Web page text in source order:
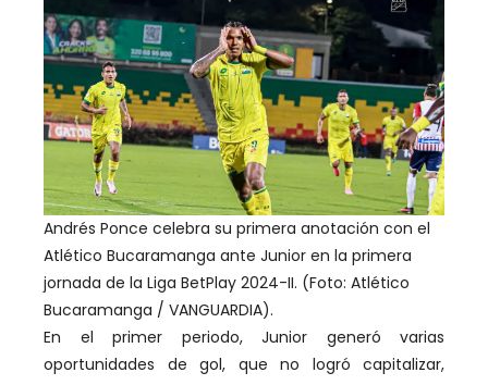
Andrés Ponce celebra su primera anotación con el
Atlético Bucaramanga ante Junior en la primera
jornada de la Liga BetPlay 2024-II. (Foto: Atlético
Bucaramanga / VANGUARDIA).
En el primer periodo, Junior generó varias
oportunidades de gol, que no logró capitalizar,